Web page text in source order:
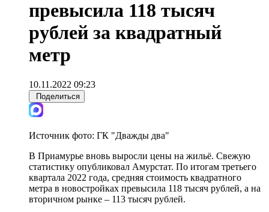
превысила 118 тысяч
рублей за квадратный
метр
10.11.2022 09:23
Поделиться
Источник фото: ГК "Дважды два"
В Приамурье вновь выросли цены на жильё. Свежую
статистику опубликовал Амурстат. По итогам третьего
квартала 2022 года, средняя стоимость квадратного
метра в новостройках превысила 118 тысяч рублей, а на
вторичном рынке – 113 тысяч рублей.